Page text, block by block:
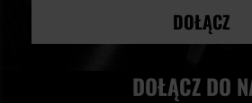
DOŁĄCZ
DOŁĄCZ DO